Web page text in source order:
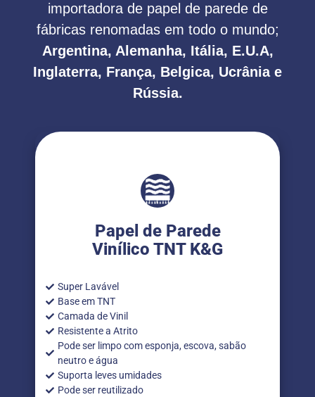
importadora de papel de parede de
fábricas renomadas em todo o mundo;
Argentina, Alemanha, Itália, E.U.A,
Inglaterra, França, Belgica, Ucrânia e
Rússia.
Papel de Parede
Vinílico TNT K&G
Super Lavável
Base em TNT
Camada de Vinil
Resistente a Atrito
Pode ser limpo com esponja, escova, sabão
neutro e água
Suporta leves umidades
Pode ser reutilizado